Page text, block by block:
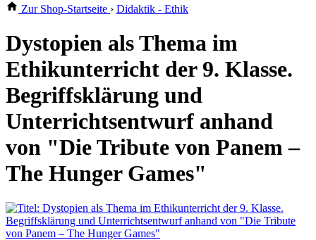
Zur Shop-Startseite › Didaktik - Ethik
Dystopien als Thema im
Ethikunterricht der 9. Klasse.
Begriffsklärung und
Unterrichtsentwurf anhand
von "Die Tribute von Panem –
The Hunger Games"